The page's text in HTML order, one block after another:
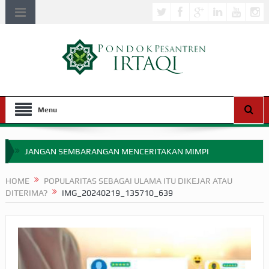
Menu
JANGAN SEMBARANGAN MENCERITAKAN MIMPI
MIMPI YANG DIABAIKAN MENJELANG PERANG BADAR
SEBELUM TIBA SAAT WAJIB?
HAKIKAT NIKMAT DI DUNIA!
HOME
POPULARITAS SEBAGAI ULAMA ITU DIKEJAR ATAU
DITERIMA?
IMG_20240219_135710_639